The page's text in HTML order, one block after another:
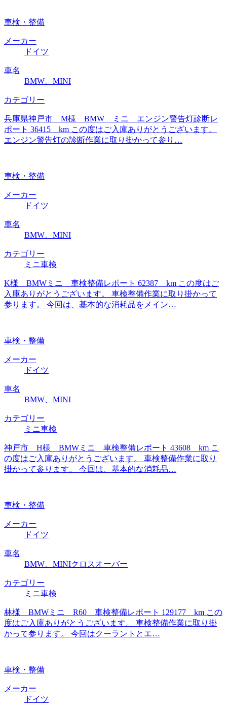
車検・整備
メーカー
ドイツ
車名
BMW、MINI
カテゴリー
兵庫県神戸市 M様 BMW ミニ エンジン警告灯診断レ
ポート 36415 km この度はご入庫ありがとうございます。
エンジン警告灯の診断作業に取り掛かって参り…
車検・整備
メーカー
ドイツ
車名
BMW、MINI
カテゴリー
ミニ車検
K様 BMWミニ 車検整備レポート 62387 km この度はご
入庫ありがとうございます。 車検整備作業に取り掛かって
参ります。 今回は、基本的な消耗品をメイン…
車検・整備
メーカー
ドイツ
車名
BMW、MINI
カテゴリー
ミニ車検
神戸市 H様 BMWミニ 車検整備レポート 43608 km こ
の度はご入庫ありがとうございます。 車検整備作業に取り
掛かって参ります。 今回は、基本的な消耗品…
車検・整備
メーカー
ドイツ
車名
BMW、MINIクロスオーバー
カテゴリー
ミニ車検
林様 BMWミニ R60 車検整備レポート 129177 km この
度はご入庫ありがとうございます。 車検整備作業に取り掛
かって参ります。 今回はクーラントとエ…
車検・整備
メーカー
ドイツ